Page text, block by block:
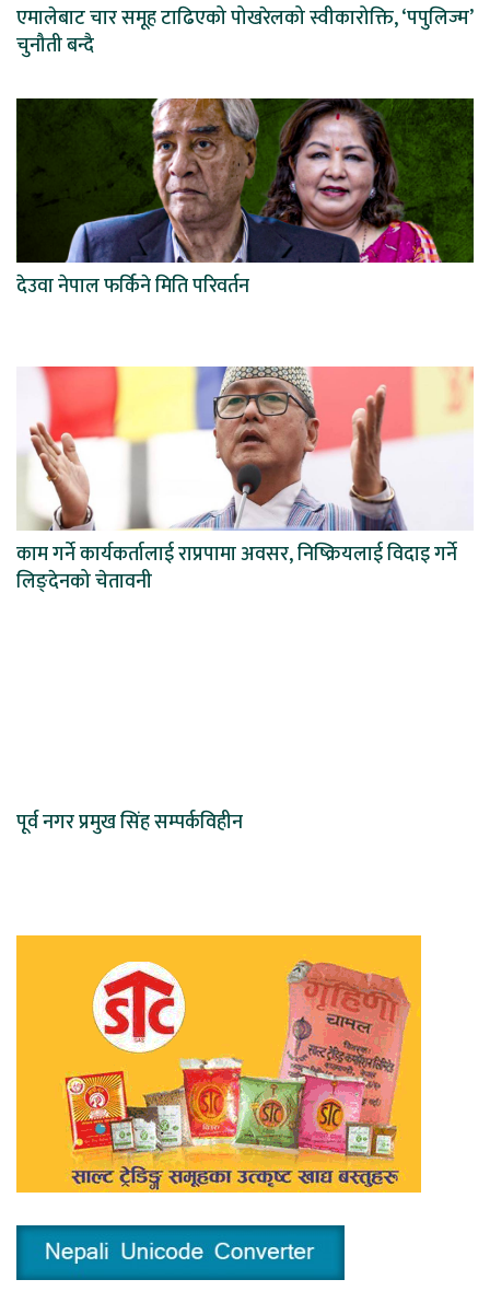
एमालेबाट चार समूह टाढिएको पोखरेलको स्वीकारोक्ति, ‘पपुलिज्म’
चुनौती बन्दै
देउवा नेपाल फर्किने मिति परिवर्तन
काम गर्ने कार्यकर्तालाई राप्रपामा अवसर, निष्क्रियलाई विदाइ गर्ने
लिङ्देनको चेतावनी
पूर्व नगर प्रमुख सिंह सम्पर्कविहीन